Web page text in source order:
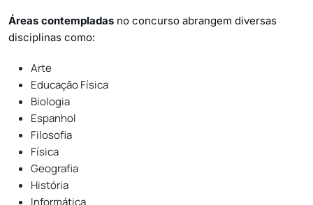
Áreas contempladas no concurso abrangem diversas
disciplinas como:
Arte
Educação Física
Biologia
Espanhol
Filosofia
Física
Geografia
História
Informática